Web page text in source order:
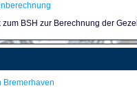
zum BSH zur Berechnung der
Bremerhaven